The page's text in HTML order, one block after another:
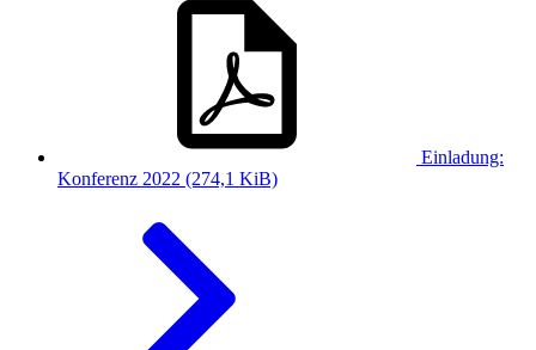
Einladung:
Konferenz 2022 (274,1 KiB)